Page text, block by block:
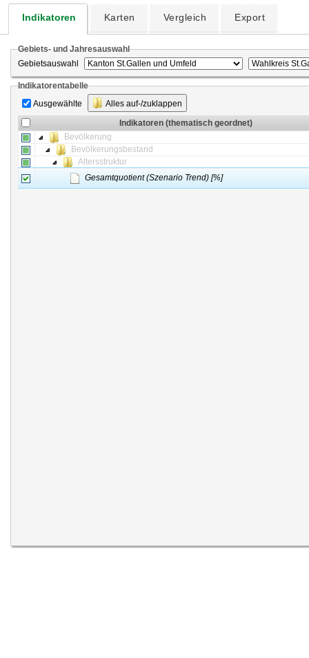
Indikatoren Karten Vergleich Export
Gebiets- und Jahresauswahl
Gebietsauswahl
Indikatorentabelle
Ausgewählte
Alles auf-/zuklappen
Indikatoren (thematisch geordnet)
Bevölkerung
Bevölkerungsbestand
Altersstruktur
Gesamtquotient (Szenario Trend) [%]